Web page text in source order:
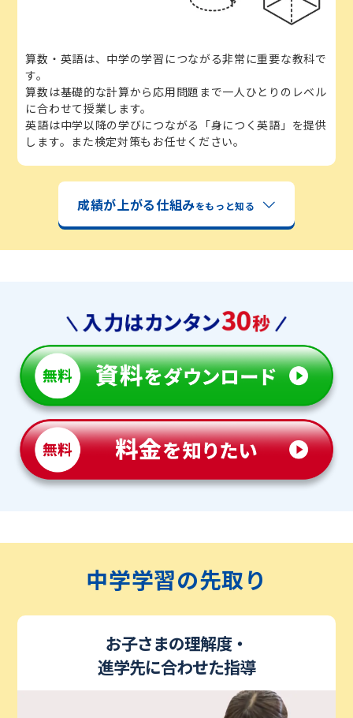
算数・英語は、中学の学習につながる非常に重要な教科で
す。
算数は基礎的な計算から応用問題まで一人ひとりのレベル
に合わせて授業します。
英語は中学以降の学びにつながる「身につく英語」を提供
します。また検定対策もお任せください。
成績が上がる仕組みをもっと知る
中学学習の先取り
お子さまの理解度・
進学先に合わせた指導